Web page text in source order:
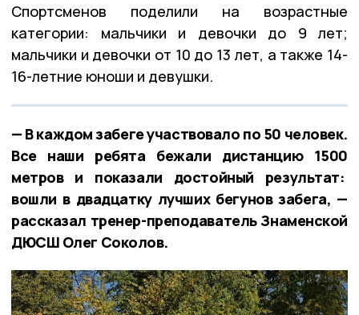
Спортсменов поделили на возрастные
категории: мальчики и девочки до 9 лет;
мальчики и девочки от 10 до 13 лет, а также 14-
16-летние юноши и девушки.
— В каждом забеге участвовало по 50 человек.
Все наши ребята бежали дистанцию 1500
метров и показали достойный результат:
вошли в двадцатку лучших бегунов забега, —
рассказал тренер-преподаватель Знаменской
ДЮСШ Олег Соколов.